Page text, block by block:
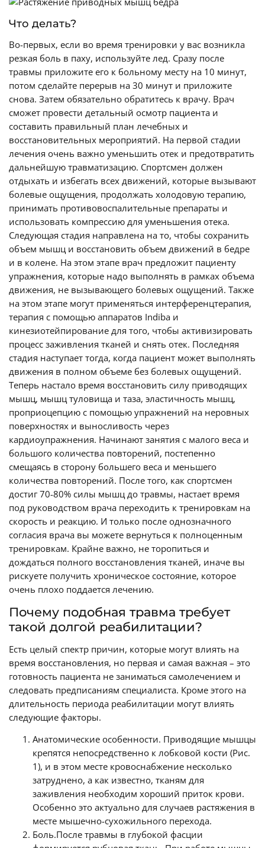
Что делать?
Во-первых, если во время тренировки у вас возникла
резкая боль в паху, используйте лед. Сразу после
травмы приложите его к больному месту на 10 минут,
потом сделайте перерыв на 30 минут и приложите
снова. Затем обязательно обратитесь к врачу. Врач
сможет провести детальный осмотр пациента и
составить правильный план лечебных и
восстановительных мероприятий. На первой стадии
лечения очень важно уменьшить отек и предотвратить
дальнейшую травматизацию. Спортсмен должен
отдыхать и избегать всех движений, которые вызывают
болевые ощущения, продолжать холодовую терапию,
принимать противовоспалительные препараты и
использовать компрессию для уменьшения отека.
Следующая стадия направлена на то, чтобы сохранить
объем мышц и восстановить объем движений в бедре
и в колене. На этом этапе врач предложит пациенту
упражнения, которые надо выполнять в рамках объема
движения, не вызывающего болевых ощущений. Также
на этом этапе могут применяться интерференцтерапия,
терапия с помощью аппаратов Indiba и
кинезиотейпирование для того, чтобы активизировать
процесс заживления тканей и снять отек. Последняя
стадия наступает тогда, когда пациент может выполнять
движения в полном объеме без болевых ощущений.
Теперь настало время восстановить силу приводящих
мышц, мышц туловища и таза, эластичность мышц,
проприоцепцию с помощью упражнений на неровных
поверхностях и выносливость через
кардиоупражнения. Начинают занятия с малого веса и
большого количества повторений, постепенно
смещаясь в сторону большего веса и меньшего
количества повторений. После того, как спортсмен
достиг 70-80% силы мышц до травмы, настает время
под руководством врача переходить к тренировкам на
скорость и реакцию. И только после однозначного
согласия врача вы можете вернуться к полноценным
тренировкам. Крайне важно, не торопиться и
дождаться полного восстановления тканей, иначе вы
рискуете получить хроническое состояние, которое
очень плохо поддается лечению.
Почему подобная травма требует
такой долгой реабилитации?
Есть целый спектр причин, которые могут влиять на
время восстановления, но первая и самая важная – это
готовность пациента не заниматься самолечением и
следовать предписаниям специалиста. Кроме этого на
длительность периода реабилитации могут влиять
следующие факторы.
Анатомические особенности. Приводящие мышцы
крепятся непосредственно к лобковой кости (Рис.
1), и в этом месте кровоснабжение несколько
затруднено, а как известно, тканям для
заживления необходим хороший приток крови.
Особенно это актуально для случаев растяжения в
месте мышечно-сухожильного перехода.
Боль.После травмы в глубокой фасции